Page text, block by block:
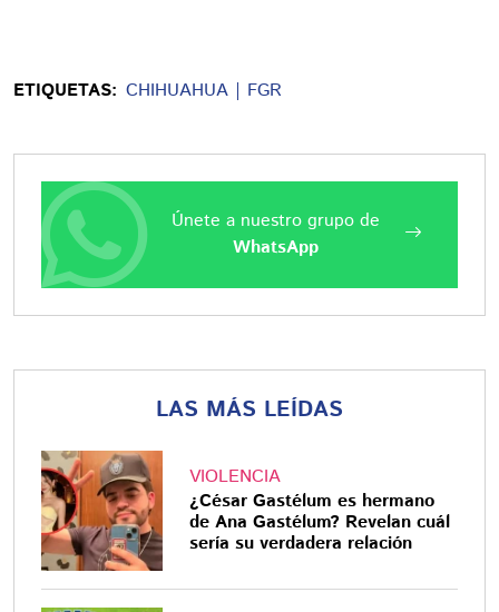
ETIQUETAS: CHIHUAHUA FGR
Únete a nuestro grupo de
WhatsApp
LAS MÁS LEÍDAS
VIOLENCIA
¿César Gastélum es hermano
de Ana Gastélum? Revelan cuál
sería su verdadera relación